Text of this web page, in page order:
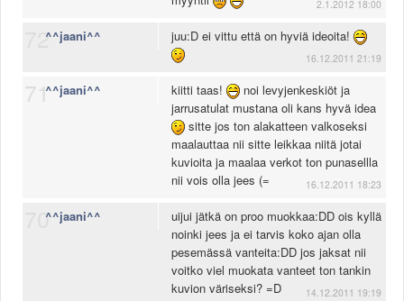
2.1.2012 18:00
72^^jaani^^ juu:D ei vittu että on hyviä ideoita!
16.12.2011 21:19
71^^jaani^^ kiitti taas!
noi levyjenkeskiöt ja
jarrusatulat mustana oli kans hyvä idea
sitte jos ton alakatteen valkoseksi
maalauttaa nii sitte leikkaa niitä jotai
kuvioita ja maalaa verkot ton punasellla
nii vois olla jees (=
16.12.2011 18:23
70^^jaani^^
uijui jätkä on proo muokkaa:DD ois kyllä
noinki jees ja ei tarvis koko ajan olla
pesemässä vanteita:DD jos jaksat nii
voitko viel muokata vanteet ton tankin
kuvion väriseksi? =D
14.12.2011 19:19